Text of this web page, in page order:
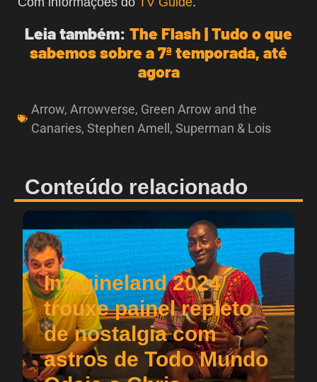
Leia também: The Flash | Tudo o que
sabemos sobre a 7ª temporada, até
agora
Arrow, Arrowverse, Green Arrow and the
Canaries, Stephen Amell, Superman & Lois
Conteúdo relacionado
Imagineland 2024
trouxe painel repleto
de nostalgia com
astros de Todo Mundo